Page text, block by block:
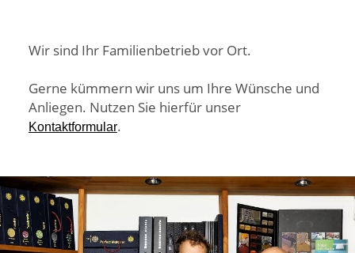
Wir sind Ihr Familienbetrieb vor Ort.
Gerne kümmern wir uns um Ihre Wünsche und
Anliegen. Nutzen Sie hierfür unser
Kontaktformular.